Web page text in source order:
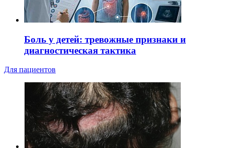
Боль у детей: тревожные признаки и
диагностическая тактика
Для пациентов